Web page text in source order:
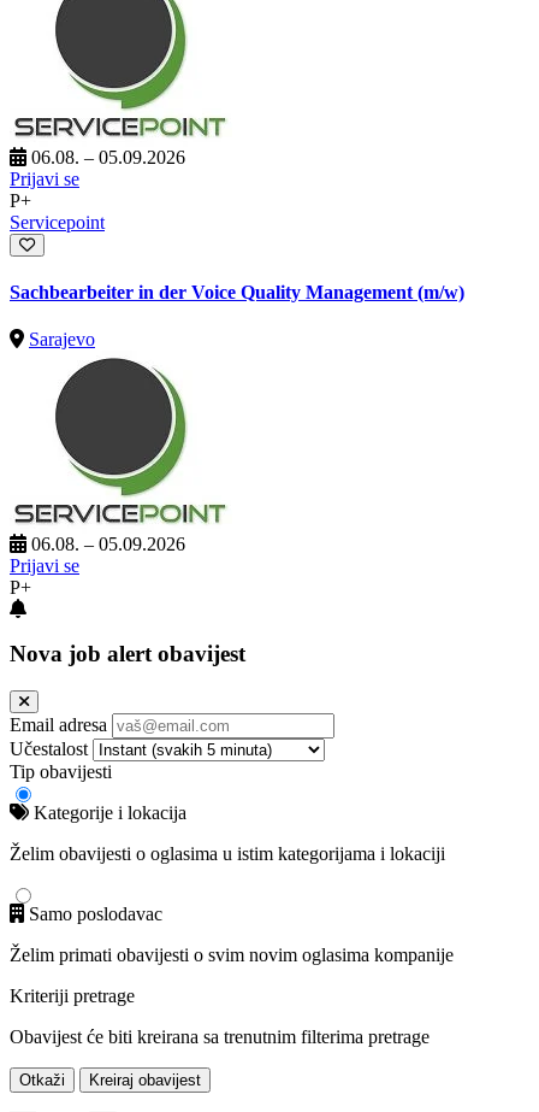
06.08. – 05.09.2026
Prijavi se
P+
Servicepoint
Sachbearbeiter in der Voice Quality Management (m/w)
Sarajevo
06.08. – 05.09.2026
Prijavi se
P+
Nova job alert obavijest
Email adresa
Učestalost
Tip obavijesti
Kategorije i lokacija
Želim obavijesti o oglasima u istim kategorijama i lokaciji
Samo poslodavac
Želim primati obavijesti o svim novim oglasima kompanije
Kriteriji pretrage
Obavijest će biti kreirana sa trenutnim filterima pretrage
Otkaži Kreiraj obavijest